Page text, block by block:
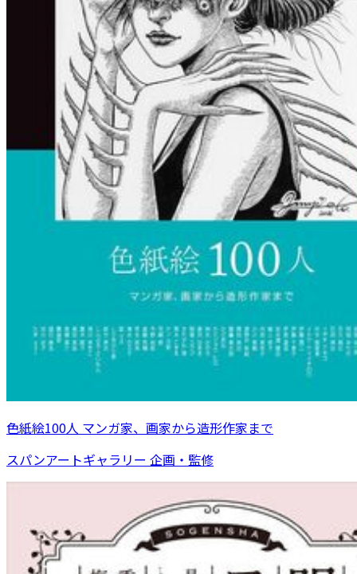
色紙絵100人 マンガ家、画家から造形作家まで
スパンアートギャラリー 企画・監修